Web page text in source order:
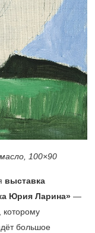
100×90
выставка
Юрия Ларина» —
большое